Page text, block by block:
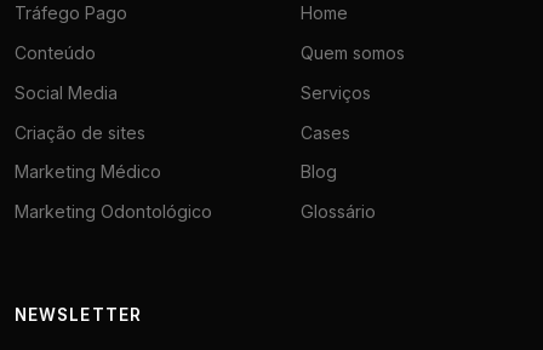
Tráfego Pago
Conteúdo
Social Media
Criação de sites
Marketing Médico
Marketing Odontológico
Home
Quem somos
Serviços
Cases
Blog
Glossário
NEWSLETTER